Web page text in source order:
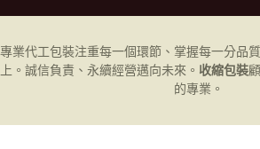
專業代工包裝注重每一個環節、掌握每一分品
上。誠信負責、永續經營邁向未來。 收縮包裝
的專業。